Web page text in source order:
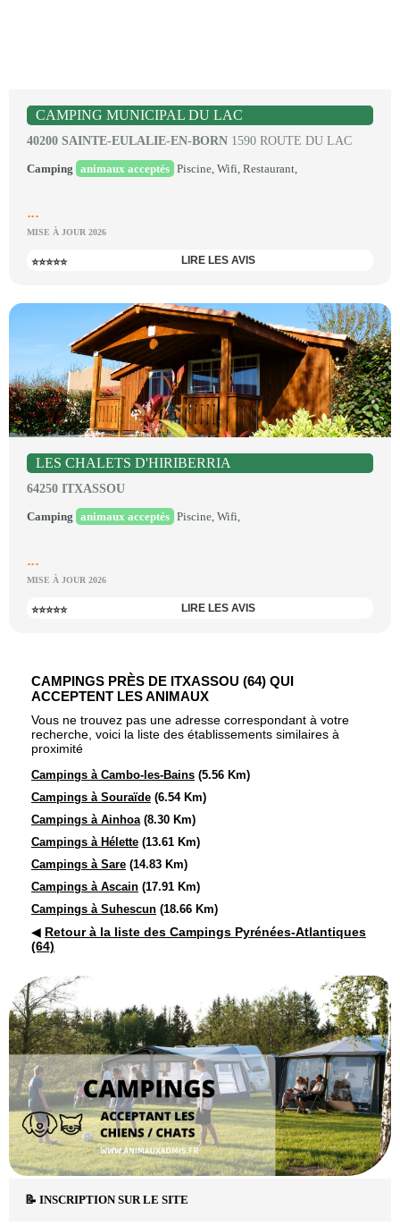
CAMPING MUNICIPAL DU LAC
40200 SAINTE-EULALIE-EN-BORN 1590 ROUTE DU LAC
Camping animaux acceptés Piscine, Wifi, Restaurant,
...
MISE À JOUR 2026
⭐⭐⭐⭐⭐ LIRE LES AVIS
LES CHALETS D'HIRIBERRIA
64250 ITXASSOU
Camping animaux acceptés Piscine, Wifi,
...
MISE À JOUR 2026
⭐⭐⭐⭐⭐ LIRE LES AVIS
CAMPINGS PRÈS DE ITXASSOU (64) QUI
ACCEPTENT LES ANIMAUX
Vous ne trouvez pas une adresse correspondant à votre
recherche, voici la liste des établissements similaires à
proximité
Campings à Cambo-les-Bains (5.56 Km)
Campings à Souraïde (6.54 Km)
Campings à Ainhoa(8.30 Km)
Campings à Hélette (13.61 Km)
Campings à Sare (14.83 Km)
Campings à Ascain (17.91 Km)
Campings à Suhescun (18.66 Km)
◀ Retour à la liste des Campings Pyrénées-Atlantiques
(64)
📝 INSCRIPTION SUR LE SITE